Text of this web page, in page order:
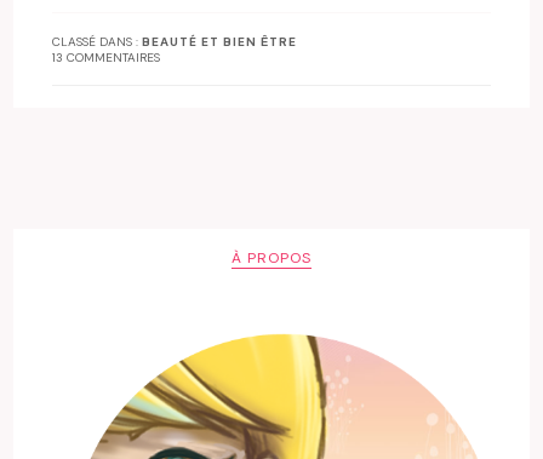
CLASSÉ DANS :BEAUTÉ ET BIEN ÊTRE
13 COMMENTAIRES
À PROPOS